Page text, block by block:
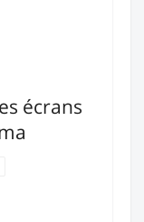
écrans